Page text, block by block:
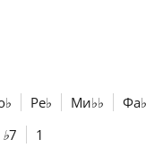
♭ Ре♭ Ми♭♭ Фа♭
♭7 1